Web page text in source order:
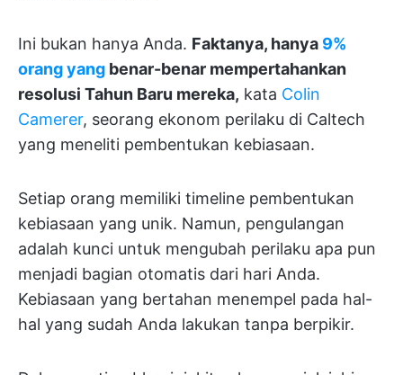
Ini bukan hanya Anda. Faktanya, hanya 9%
orang yang benar-benar mempertahankan
resolusi Tahun Baru mereka, kata Colin
Camerer, seorang ekonom perilaku di Caltech
yang meneliti pembentukan kebiasaan.
Setiap orang memiliki timeline pembentukan
kebiasaan yang unik. Namun, pengulangan
adalah kunci untuk mengubah perilaku apa pun
menjadi bagian otomatis dari hari Anda.
Kebiasaan yang bertahan menempel pada hal-
hal yang sudah Anda lakukan tanpa berpikir.